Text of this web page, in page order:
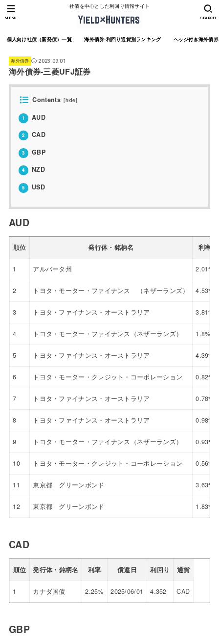
社債を中心とした利回り情報サイト
個人向け社債（新発債）一覧 海外債券-利回り通貨別ランキング ヘッジ付き海外債
SEARCH
MENU
海外債券 2023.09.01
海外債券-三菱UFJ証券
Contents [hide]
1 AUD
2 CAD
3 GBP
4 NZD
5 USD
AUD
順位 発行体・銘柄名 利率
1 アルバータ州 2.01%
2 トヨタ・モーター・ファイナンス （ネザーランズ） 4.53%
3 トヨタ・ファイナンス・オーストラリア 3.81%
4 トヨタ・モーター・ファイナンス（ネザーランズ） 1.8%
5 トヨタ・ファイナンス・オーストラリア 4.39%
6 トヨタ・モーター・クレジット・コーポレーション 0.82%
7 トヨタ・ファイナンス・オーストラリア 0.78%
8 トヨタ・ファイナンス・オーストラリア 0.98%
9 トヨタ・モーター・ファイナンス（ネザーランズ） 0.93%
10 トヨタ・モーター・クレジット・コーポレーション 0.56%
11 東京都 グリーンボンド 3.63%
12 東京都 グリーンボンド 1.83%
CAD
順位 発行体・銘柄名 利率 償還日 利回り 通貨
1 カナダ国債 2.25% 2025/06/01 4.352 CAD
GBP